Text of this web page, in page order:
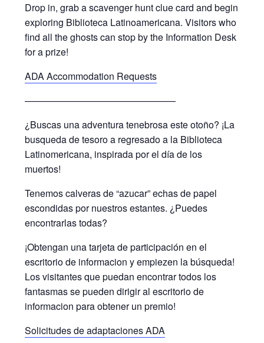
Drop in, grab a scavenger hunt clue card and begin
exploring Biblioteca Latinoamericana. Visitors who
find all the ghosts can stop by the Information Desk
for a prize!
ADA Accommodation Requests
————————————————
¿Buscas una adventura tenebrosa este otoño? ¡La
busqueda de tesoro a regresado a la Biblioteca
Latinomericana, inspirada por el día de los
muertos!
Tenemos calveras de “azucar” echas de papel
escondidas por nuestros estantes. ¿Puedes
encontrarlas todas?
¡Obtengan una tarjeta de participación en el
escritorio de informacion y empiezen la búsqueda!
Los visitantes que puedan encontrar todos los
fantasmas se pueden dirigir al escritorio de
informacion para obtener un premio!
Solicitudes de adaptaciones ADA